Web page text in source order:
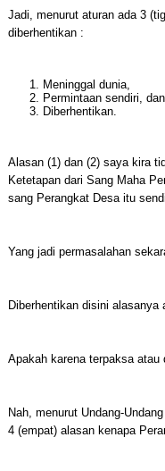
Jadi, menurut aturan ada 3
diberhentikan :
Meninggal dunia,
Permintaan sendiri,
Diberhentikan.
Alasan (1) dan (2) saya kira
Ketetapan dari Sang Maha
sang Perangkat Desa itu
Yang jadi permasalahan
Diberhentikan disini alasanya
Apakah karena terpaksa atau
Nah, menurut Undang-
4 (empat) alasan kenapa